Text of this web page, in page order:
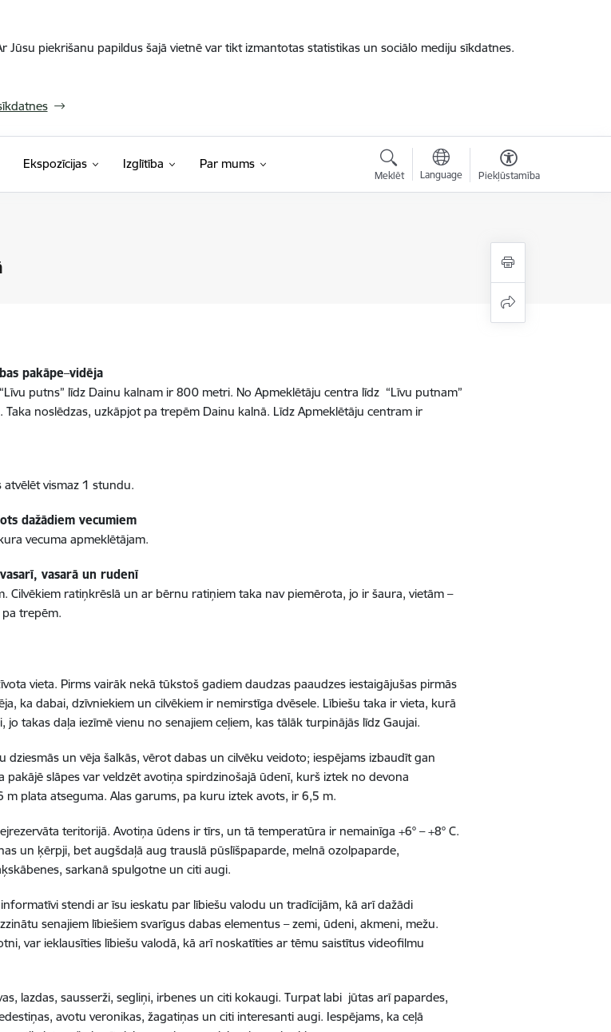
piekrišanu papildus šajā vietnē var tikt izmantotas statistikas un sociālo mediju sīkdatnes.
Ekspozīcijas Izglītība Par mums
Meklēt Language Piekļūstamība
pakāpe–vidēja
putns” līdz Dainu kalnam ir 800 metri. No Apmeklētāju centra līdz “Līvu putnam”
noslēdzas, uzkāpjot pa trepēm Dainu kalnā. Līdz Apmeklētāju centram ir
vismaz 1 stundu.
dažādiem vecumiem
vecuma apmeklētājam.
vasarā un rudenī
Cilvēkiem ratiņkrēslā un ar bērnu ratiņiem taka nav piemērota, jo ir šaura, vietām –
trepēm.
vieta. Pirms vairāk nekā tūkstoš gadiem daudzas paaudzes iestaigājušas pirmās
ka dabai, dzīvniekiem un cilvēkiem ir nemirstīga dvēsele. Lībiešu taka ir vieta, kurā
jo takas daļa iezīmē vienu no senajiem ceļiem, kas tālāk turpinājās līdz Gaujai.
dziesmās un vēja šalkās, vērot dabas un cilvēku veidoto; iespējams izbaudīt gan
pakājē slāpes var veldzēt avotiņa spirdzinošajā ūdenī, kurš iztek no devona
m plata atseguma. Alas garums, pa kuru iztek avots, ir 6,5 m.
teritorijā. Avotiņa ūdens ir tīrs, un tā temperatūra ir nemainīga +6° – +8° C.
un ķērpji, bet augšdaļā aug trauslā pūslīšpaparde, melnā ozolpaparde,
sarkanā spulgotne un citi augi.
stendi ar īsu ieskatu par lībiešu valodu un tradīcijām, kā arī dažādi
senajiem lībiešiem svarīgus dabas elementus – zemi, ūdeni, akmeni, mežu.
var ieklausīties lībiešu valodā, kā arī noskatīties ar tēmu saistītus videofilmu
lazdas, sausserži, segliņi, irbenes un citi kokaugi. Turpat labi jūtas arī papardes,
avotu veronikas, žagatiņas un citi interesanti augi. Iespējams, ka ceļā